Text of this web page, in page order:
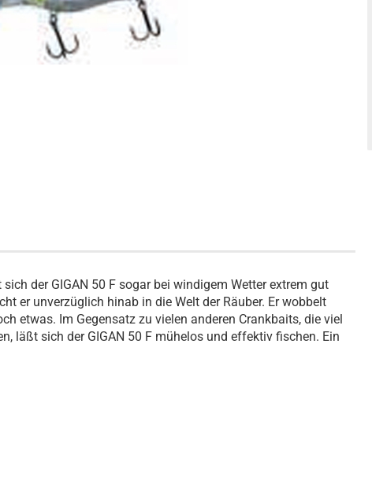
der GIGAN 50 F sogar bei windigem Wetter extrem gut
er unverzüglich hinab in die Welt der Räuber. Er wobbelt
etwas. Im Gegensatz zu vielen anderen Crankbaits, die viel
läßt sich der GIGAN 50 F mühelos und effektiv fischen. Ein